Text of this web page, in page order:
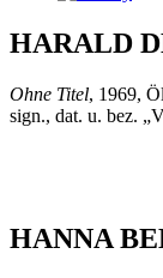
HARALD
Ohne Titel, 1969,
sign., dat. u. bez.
HANNA